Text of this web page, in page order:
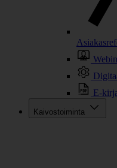
E-
Kaivostoiminta